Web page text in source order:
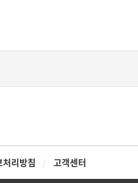
리방침 고객센터